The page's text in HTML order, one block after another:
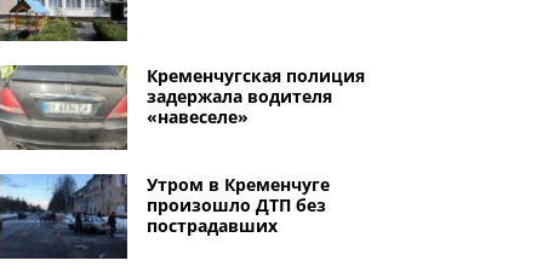
Кременчугская полиция
задержала водителя
«навеселе»
Утром в Кременчуге
произошло ДТП без
пострадавших